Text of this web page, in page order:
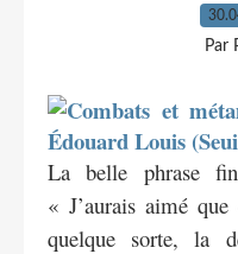
Par
La belle phrase
« J’aurais aimé
quelque sorte, la